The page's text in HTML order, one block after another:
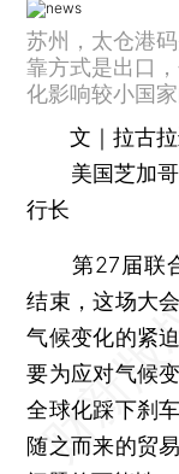
苏州，太仓港
靠方式是出口
化影响较小国
文｜拉古
美国芝加哥
行长
第27届联合
结束，这场大
气候变化的紧
要为应对气候
全球化踩下刹
随之而来的贸